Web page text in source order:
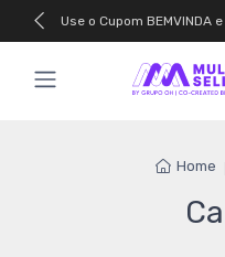
Use o Cupom BEMVINDA
Home